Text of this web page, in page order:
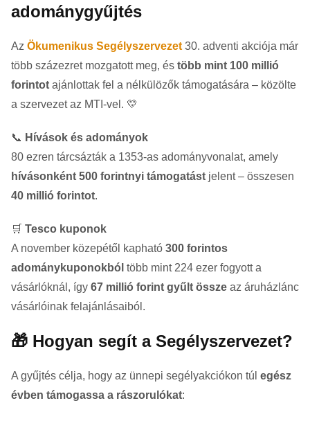
adománygyűjtés
Az Ökumenikus Segélyszervezet 30. adventi akciója már
több százezret mozgatott meg, és több mint 100 millió
forintot ajánlottak fel a nélkülözők támogatására – közölte
a szervezet az MTI-vel. 💛
📞 Hívások és adományok
80 ezren tárcsázták a 1353-as adományvonalat, amely
hívásonként 500 forintnyi támogatást jelent – összesen
40 millió forintot.
🛒 Tesco kuponok
A november közepétől kapható 300 forintos
adománykuponokból több mint 224 ezer fogyott a
vásárlóknál, így 67 millió forint gyűlt össze az áruházlánc
vásárlóinak felajánlásaiból.
🎁 Hogyan segít a Segélyszervezet?
A gyűjtés célja, hogy az ünnepi segélyakciókon túl egész
évben támogassa a rászorulókat: